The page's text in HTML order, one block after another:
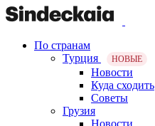
По странам
Турция
НОВЫЕ
Новости
Куда сходить
Советы
Грузия
Новости